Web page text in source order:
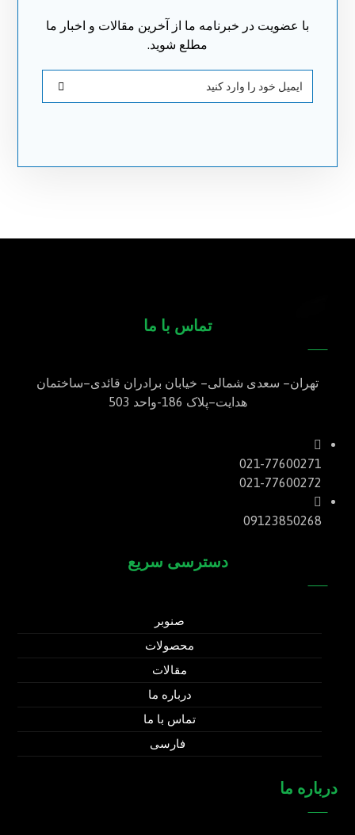
با عضویت در خبرنامه ما از آخرین مقالات و اخبار ما
مطلع شوید.
تماس با ما
تهران– سعدی شمالی– خیابان برادران قائدی–ساختمان
هدایت–پلاک واحد
021-77600271
021-77600272
09123850268
دسترسی سریع
صنوبر
محصولات
مقالات
درباره ما
تماس با ما
فارسی
درباره ما